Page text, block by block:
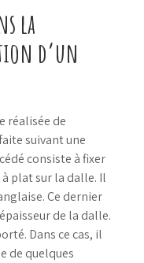
la
d’un
réalisée de
suivant une
consiste à fixer
plat sur la dalle. Il
Ce dernier
de la dalle.
Dans ce cas, il
de quelques